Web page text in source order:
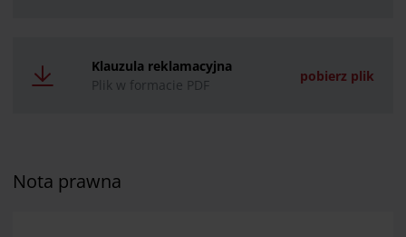
Klauzula reklamacyjna
Plik w formacie PDF
pobierz plik
Nota prawna